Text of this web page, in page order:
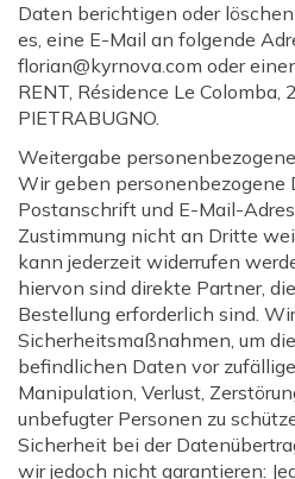
Daten berichtigen oder
es, eine E-Mail an folgende
florian@kyrnova.com oder
RENT, Résidence Le Colomba,
PIETRABUGNO.
Weitergabe
Wir geben personenbezogene
Postanschrift und E-Mail-
Zustimmung nicht an Dritte
kann jederzeit widerrufen
hiervon sind direkte Partner,
Bestellung erforderlich sind.
Sicherheitsmaßnahmen, um
befindlichen Daten vor
Manipulation, Verlust,
unbefugter Personen zu
Sicherheit bei der
wir jedoch nicht garantieren: